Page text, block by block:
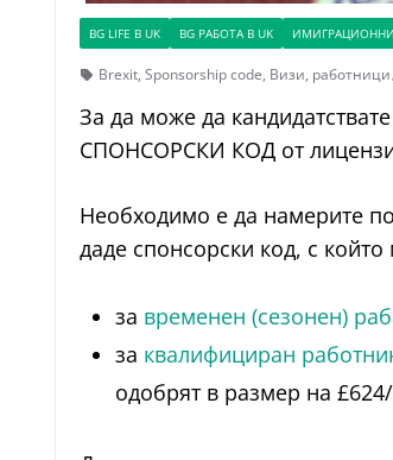
BG LIFE В UK BG РАБОТА В UK ИМИГРАЦИОННИ
Brexit, Sponsorship code, Визи, работници
За да може да
СПОНСОРСКИ КОД от
Необходимо е да намерите
даде спонсорски код, с
за временен (сезонен)
за квалифициран
одобрят в размер на